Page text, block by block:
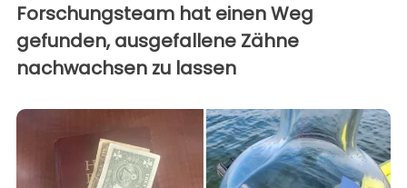
Forschungsteam hat einen Weg
gefunden, ausgefallene Zähne
nachwachsen zu lassen